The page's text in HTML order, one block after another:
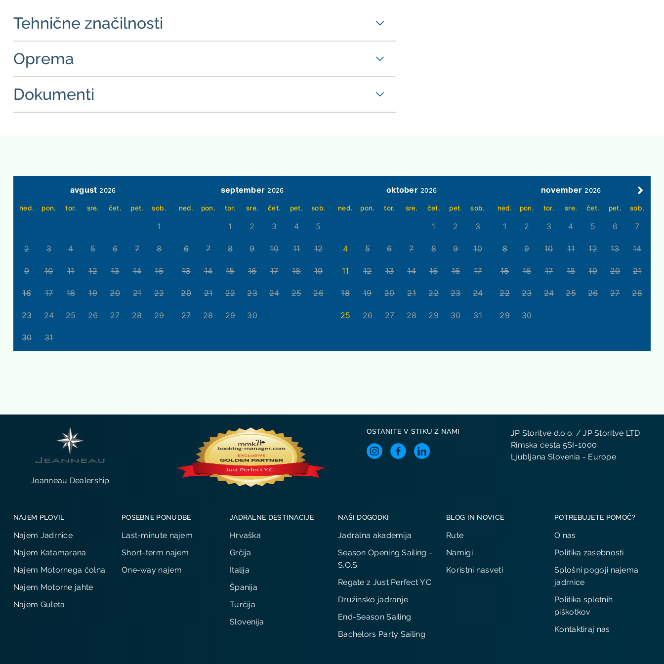
Tehnične značilnosti
Oprema
Dokumenti
avgust 2026
ned. pon. tor. sre. čet. pet. sob.
1
2 3 4 5 6 7 8
9 10 11 12 13 14 15
16 17 18 19 20 21 22
23 24 25 26 27 28 29
30 31
september 2026
ned. pon. tor. sre. čet. pet. sob.
1 2 3 4 5
6 7 8 9 10 11 12
13 14 15 16 17 18 19
20 21 22 23 24 25 26
27 28 29 30
oktober 2026
ned. pon. tor. sre. čet. pet. sob.
1 2 3
4 5 6 7 8 9 10
11 12 13 14 15 16 17
18 19 20 21 22 23 24
25 26 27 28 29 30 31
november 2026
ned. pon. tor. sre. čet. pet. sob.
1 2 3 4 5 6 7
8 9 10 11 12 13 14
15 16 17 18 19 20 21
22 23 24 25 26 27 28
29 30
Jeanneau Dealership
OSTANITE V STIKU Z NAMI
JP Storitve d.o.o. / JP Storitve LTD
Rimska cesta 5SI-1000
Ljubljana Slovenia - Europe
NAJEM PLOVIL
Najem Jadrnice
Najem Katamarana
Najem Motornega čolna
Najem Motorne jahte
Najem Guleta
POSEBNE PONUDBE
Last-minute najem
Short-term najem
One-way najem
JADRALNE DESTINACIJE
Hrvaška
Grčija
Italija
Španija
Turčija
Slovenija
NAŠI DOGODKI
Jadralna akademija
Season Opening Sailing -
S.O.S.
Regate z Just Perfect Y.C.
Družinsko jadranje
End-Season Sailing
Bachelors Party Sailing
BLOG IN NOVICE
Rute
Namigi
Koristni nasveti
POTREBUJETE POMOČ?
O nas
Politika zasebnosti
Splošni pogoji najema
jadrnice
Politika spletnih
piškotkov
Kontaktiraj nas